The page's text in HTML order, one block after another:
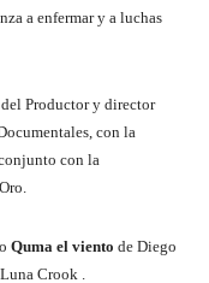
a enfermar y a luchas
Productor y director
con la
con la
Quma el viento de Diego
Crook .